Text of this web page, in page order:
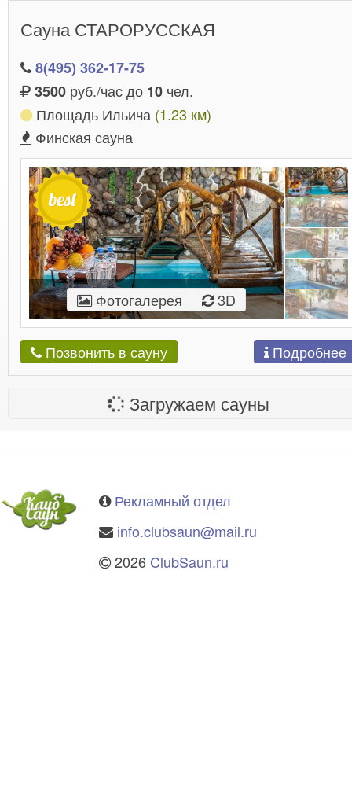
Сауна СТАРОРУССКАЯ
8(495) 362-17-75
3500 руб./час до 10 чел.
Площадь Ильича (1.23 км)
Финская сауна
Фотогалерея 3D
Позвонить в сауну Подробнее
Загружаем сауны
Рекламный отдел
info.clubsaun@mail.ru
2026 ClubSaun.ru